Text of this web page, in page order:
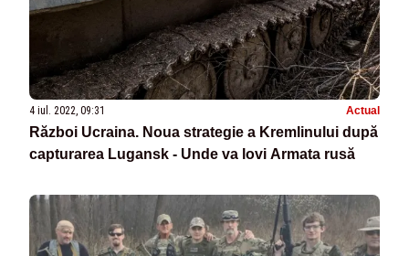
4 iul. 2022, 09:31 Actual
Război Ucraina. Noua strategie a Kremlinului după
capturarea Lugansk - Unde va lovi Armata rusă